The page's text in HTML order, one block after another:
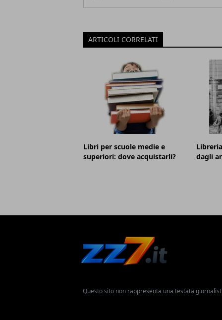
ARTICOLI CORRELATI
Libri per scuole medie e
superiori: dove acquistarli?
dagli
Questo sito non rappresenta una testata